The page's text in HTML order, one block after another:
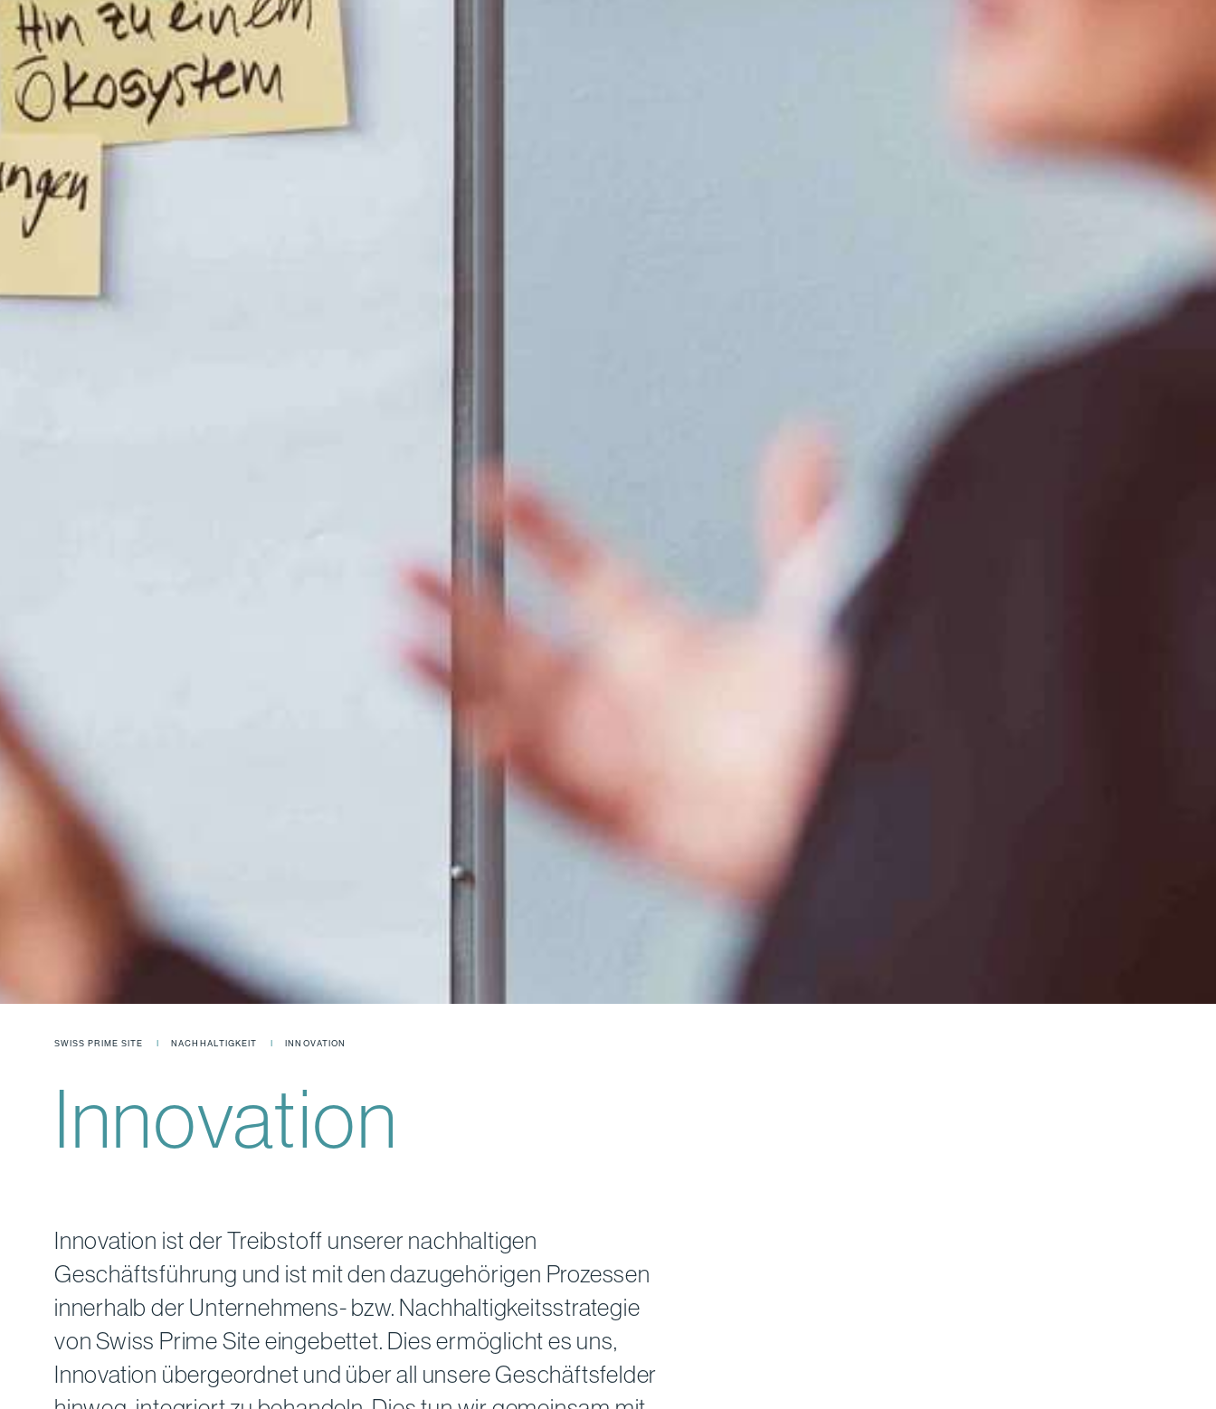
SWISS PRIME SITE NACHHALTIGKEIT INNOVATION
Innovation
Innovation ist der Treibstoff unserer nachhaltigen
Geschäftsführung und ist mit den dazugehörigen Prozessen
innerhalb der Unternehmens- bzw. Nachhaltigkeitsstrategie
von Swiss Prime Site eingebettet. Dies ermöglicht es uns,
Innovation übergeordnet und über all unsere Geschäftsfelder